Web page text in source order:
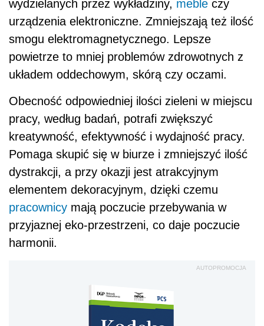
wydzielanych przez wykładziny, meble czy
urządzenia elektroniczne. Zmniejszają też ilość
smogu elektromagnetycznego. Lepsze
powietrze to mniej problemów zdrowotnych z
układem oddechowym, skórą czy oczami.
Obecność odpowiedniej ilości zieleni w miejscu
pracy, według badań, potrafi zwiększyć
kreatywność, efektywność i wydajność pracy.
Pomaga skupić się w biurze i zmniejszyć ilość
dystrakcji, a przy okazji jest atrakcyjnym
elementem dekoracyjnym, dzięki czemu
pracownicy mają poczucie przebywania w
przyjaznej eko-przestrzeni, co daje poczucie
harmonii.
AUTOPROMOCJA